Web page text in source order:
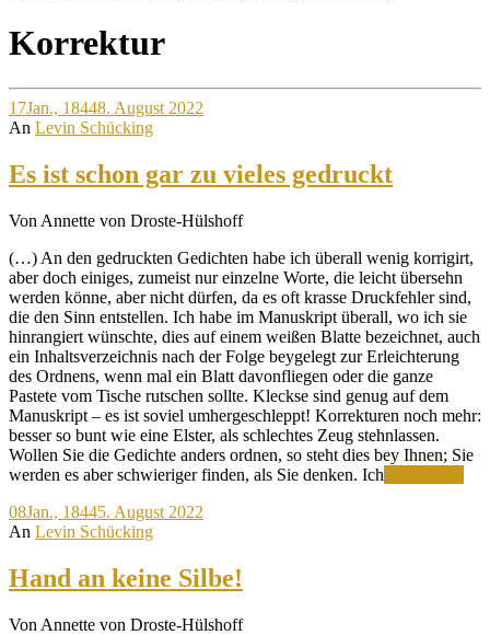
Site
Overlay
Korrektur
17Jan., 18448. August 2022
An Levin Schücking
Es ist schon gar zu vieles gedruckt
Von Annette von Droste-Hülshoff
(…) An den gedruckten Gedichten habe ich überall wenig korrigirt,
aber doch einiges, zumeist nur einzelne Worte, die leicht übersehn
werden könne, aber nicht dürfen, da es oft krasse Druckfehler sind,
die den Sinn entstellen. Ich habe im Manuskript überall, wo ich sie
hinrangiert wünschte, dies auf einem weißen Blatte bezeichnet, auch
ein Inhaltsverzeichnis nach der Folge beygelegt zur Erleichterung
des Ordnens, wenn mal ein Blatt davonfliegen oder die ganze
Pastete vom Tische rutschen sollte. Kleckse sind genug auf dem
Manuskript – es ist soviel umhergeschleppt! Korrekturen noch mehr:
besser so bunt wie eine Elster, als schlechtes Zeug stehnlassen.
Wollen Sie die Gedichte anders ordnen, so steht dies bey Ihnen; Sie
werden es aber schwieriger finden, als Sie denken. Ich
08Jan., 18445. August 2022
An Levin Schücking
Hand an keine Silbe!
Von Annette von Droste-Hülshoff